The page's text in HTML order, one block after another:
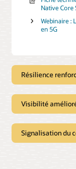
Native
Webinaire :
en 5G
Résilience
Améliorez
Renforcez la
alternatif.
Visibilité
Améliorez
Signalisation du